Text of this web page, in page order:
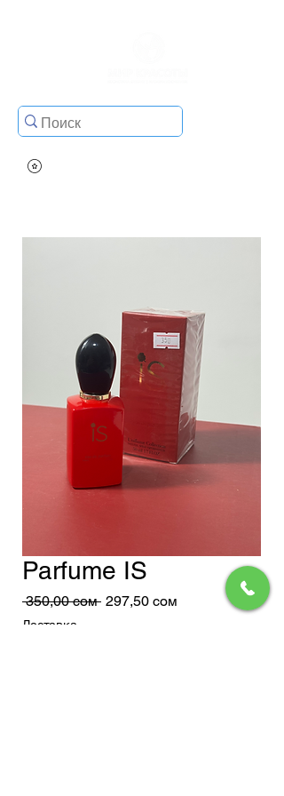
Parfume IS
350,00 сом Обычная
297,50 сом Спеццена
Доставка